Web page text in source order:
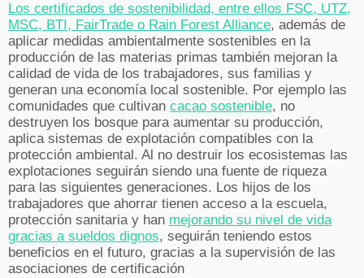
Los certificados de sostenibilidad, entre ellos FSC, UTZ,
MSC, BTI, FairTrade o Rain Forest Alliance, además de
aplicar medidas ambientalmente sostenibles en la
producción de las materias primas también mejoran la
calidad de vida de los trabajadores, sus familias y
generan una economía local sostenible. Por ejemplo las
comunidades que cultivan cacao sostenible, no
destruyen los bosque para aumentar su producción,
aplica sistemas de explotación compatibles con la
protección ambiental. Al no destruir los ecosistemas las
explotaciones seguirán siendo una fuente de riqueza
para las siguientes generaciones. Los hijos de los
trabajadores que ahorrar tienen acceso a la escuela,
protección sanitaria y han mejorando su nivel de vida
gracias a sueldos dignos, seguirán teniendo estos
beneficios en el futuro, gracias a la supervisión de las
asociaciones de certificación